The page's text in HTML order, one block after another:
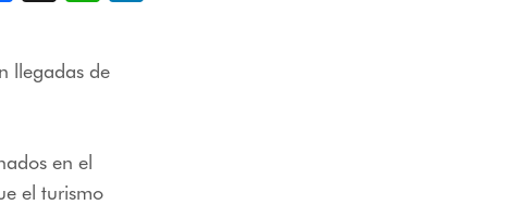
llegadas de
en el
el turismo